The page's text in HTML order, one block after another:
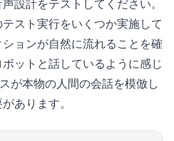
設計をテストしてください。
スト実行をいくつか実施して
ョンが自然に流れることを確
ットと話しているように感じ
が本物の人間の会話を模倣し
あります。